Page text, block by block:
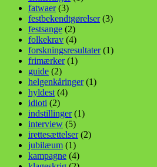
fatwaer(3)
festbekendtgørelser(3)
festsange (2)
folkekrav (4)
forskningsresultater(1)
frimærker(1)
guide (2)
helgenkåringer(1)
hyldest (4)
idioti (2)
indstillinger(1)
interview (5)
irettesættelser(2)
jubilæum (1)
kampagne (4)